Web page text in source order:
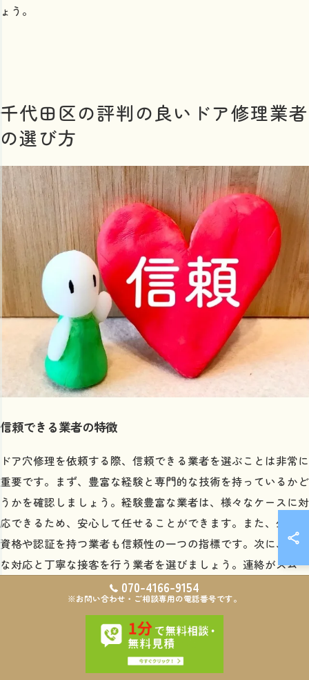
ょう。
千代田区の評判の良いドア修理業者
の選び方
信頼できる業者の特徴
ドア穴修理を依頼する際、信頼できる業者を選ぶことは非常に
重要です。まず、豊富な経験と専門的な技術を持っているかど
うかを確認しましょう。経験豊富な業者は、様々なケースに対
応できるため、安心して任せることができます。また、公式な
資格や認証を持つ業者も信頼性の一つの指標です。次に、迅速
な対応と丁寧な接客を行う業者を選びましょう。連絡がスムー
ズであり、顧客のニーズに応じた柔軟な対応ができることは、
信頼できる業者の証です。さらに、契約や見積もりの際に透明
性を持ち、詳細な説明を行う業者も求められます。これによ
り、後から追加料金が発生するなどのトラブルを避けることが
070-4166-9154
※お問い合わせ・ご相談専用の電話番号です。